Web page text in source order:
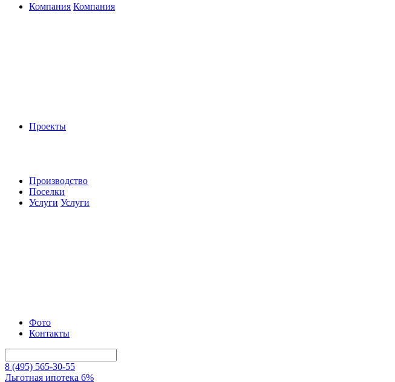
Компания Компания
Проекты
Производство
Поселки
Услуги Услуги
Фото
Контакты
8 (495) 565-30-55
Льготная ипотека 6%